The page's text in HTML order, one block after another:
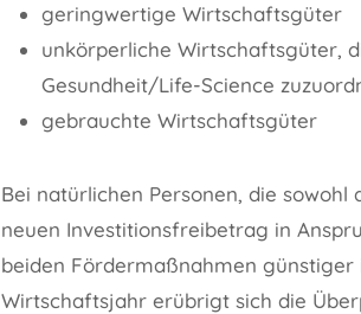
geringwertige Wirtschaftsgüter
unkörperliche Wirtschaftsgüter,
Gesundheit/Life-Science
gebrauchte Wirtschaftsgüter
Bei natürlichen Personen, die
neuen Investitionsfreibetrag in
beiden Fördermaßnahmen günstiger
Wirtschaftsjahr erübrigt sich die